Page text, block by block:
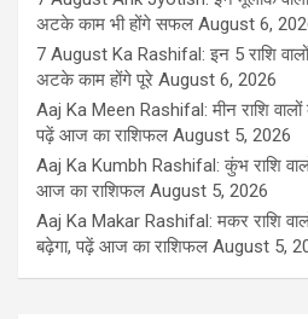
अटके काम भी होंगे सफल August 6,
7 August Ka Rashifal: इन 5 राशि
अटके काम होंगे पूरे August 6, 2026
Aaj Ka Meen Rashifal: मीन राशि वालों
पढ़ें आज का राशिफल August 5, 2026
Aaj Ka Kumbh Rashifal: कुंभ राशि
आज का राशिफल August 5, 2026
Aaj Ka Makar Rashifal: मकर राशि
बढ़ेगा, पढ़ें आज का राशिफल August 5,